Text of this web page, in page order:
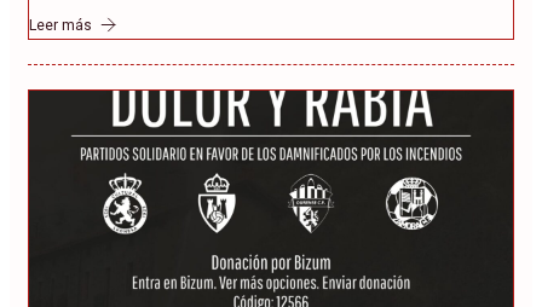
Leer más